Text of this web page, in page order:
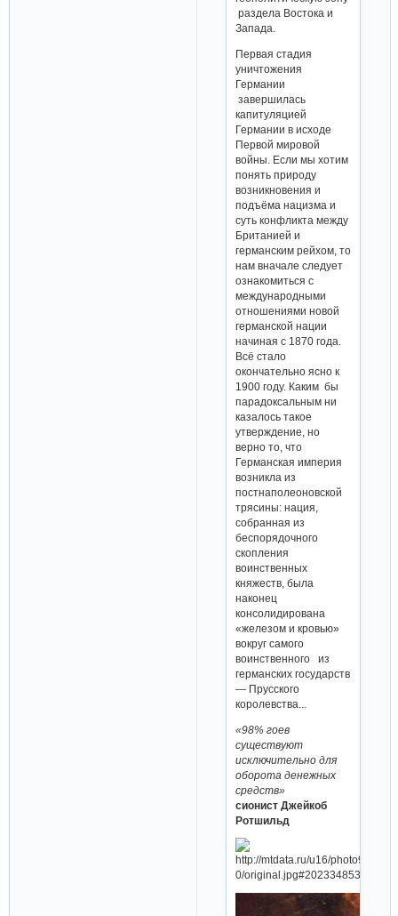
раздела Востока и
Запада.
Первая стадия
уничтожения
Германии
завершилась
капитуляцией
Германии в исходе
Первой мировой
войны. Если мы хотим
понять природу
возникновения и
подъёма нацизма и
суть конфликта между
Британией и
германским рейхом, то
нам вначале следует
ознакомиться с
международными
отношениями новой
германской нации
начиная с 1870 года.
Всё стало
окончательно ясно к
1900 году. Каким бы
парадоксальным ни
казалось такое
утверждение, но
верно то, что
Германская империя
возникла из
постнаполеоновской
трясины: нация,
собранная из
беспорядочного
скопления
воинственных
княжеств, была
наконец
консолидирована
«железом и кровью»
вокруг самого
воинственного из
германских государств
— Прусского
королевства...
«98% гоев
существуют
исключительно для
оборота денежных
средств»
сионист Джейкоб
Ротшильд